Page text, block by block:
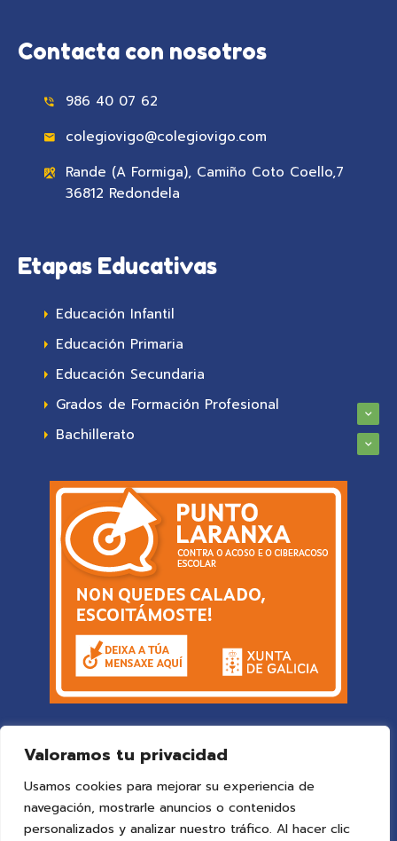
Valoramos tu privacidad
Usamos cookies para mejorar su experiencia de
navegación, mostrarle anuncios o contenidos
personalizados y analizar nuestro tráfico. Al hacer clic
Contacta con nosotros
986 40 07 62
colegiovigo@colegiovigo.com
Rande (A Formiga), Camiño Coto Coello,7
36812 Redondela
Etapas Educativas
Educación Infantil
Educación Primaria
Educación Secundaria
Grados de Formación Profesional
Bachillerato